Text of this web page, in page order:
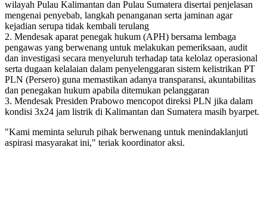
wilayah Pulau Kalimantan dan Pulau Sumatera disertai penjelasan
mengenai penyebab, langkah penanganan serta jaminan agar
kejadian serupa tidak kembali terulang
2. Mendesak aparat penegak hukum (APH) bersama lembaga
pengawas yang berwenang untuk melakukan pemeriksaan, audit
dan investigasi secara menyeluruh terhadap tata kelolaz operasional
serta dugaan kelalaian dalam penyelenggaran sistem kelistrikan PT
PLN (Persero) guna memastikan adanya transparansi, akuntabilitas
dan penegakan hukum apabila ditemukan pelanggaran
3. Mendesak Presiden Prabowo mencopot direksi PLN jika dalam
kondisi 3x24 jam listrik di Kalimantan dan Sumatera masih byarpet.
"Kami meminta seluruh pihak berwenang untuk menindaklanjuti
aspirasi masyarakat ini," teriak koordinator aksi.